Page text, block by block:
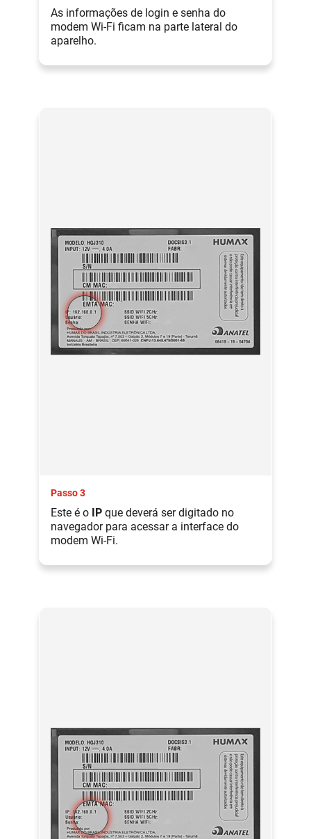
As informações de login e senha do
modem Wi-Fi ficam na parte lateral do
aparelho.
Passo 3
Este é o IP que deverá ser digitado no
navegador para acessar a interface do
modem Wi-Fi.